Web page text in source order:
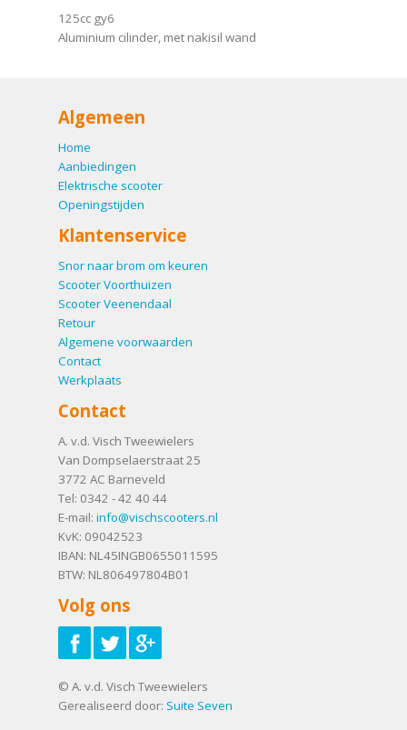
125cc gy6
Aluminium cilinder, met nakisil wand
Algemeen
Home
Aanbiedingen
Elektrische scooter
Openingstijden
Klantenservice
Snor naar brom om keuren
Scooter Voorthuizen
Scooter Veenendaal
Retour
Algemene voorwaarden
Contact
Werkplaats
Contact
A. v.d. Visch Tweewielers
Van Dompselaerstraat 25
3772 AC Barneveld
Tel: 0342 - 42 40 44
E-mail: info@vischscooters.nl
KvK: 09042523
IBAN: NL45INGB0655011595
BTW: NL806497804B01
Volg ons
© A. v.d. Visch Tweewielers
Gerealiseerd door: Suite Seven